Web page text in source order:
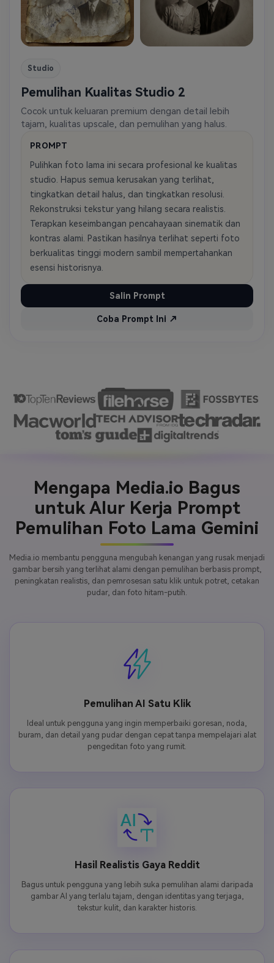
Studio
Pemulihan Kualitas Studio 2
Cocok untuk keluaran premium dengan detail lebih
tajam, kualitas upscale, dan pemulihan yang halus.
PROMPT
Pulihkan foto lama ini secara profesional ke kualitas
studio. Hapus semua kerusakan yang terlihat,
tingkatkan detail halus, dan tingkatkan resolusi.
Rekonstruksi tekstur yang hilang secara realistis.
Terapkan keseimbangan pencahayaan sinematik dan
kontras alami. Pastikan hasilnya terlihat seperti foto
berkualitas tinggi modern sambil mempertahankan
esensi historisnya.
Salin Prompt
Coba Prompt Ini ↗
Mengapa Media.io Bagus
untuk Alur Kerja Prompt
Pemulihan Foto Lama Gemini
Media.io membantu pengguna mengubah kenangan yang rusak menjadi
gambar bersih yang terlihat alami dengan pemulihan berbasis prompt,
peningkatan realistis, dan pemrosesan satu klik untuk potret, cetakan
pudar, dan foto hitam-putih.
Pemulihan AI Satu Klik
Ideal untuk pengguna yang ingin memperbaiki goresan, noda,
buram, dan detail yang pudar dengan cepat tanpa mempelajari alat
pengeditan foto yang rumit.
Hasil Realistis Gaya Reddit
Bagus untuk pengguna yang lebih suka pemulihan alami daripada
gambar AI yang terlalu tajam, dengan identitas yang terjaga,
tekstur kulit, dan karakter historis.